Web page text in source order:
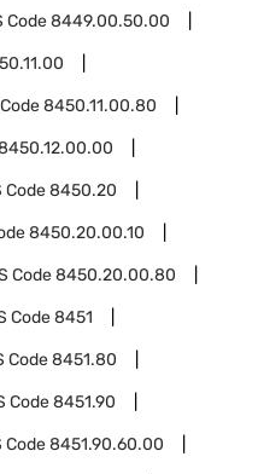
Code8449.00.50.00
8450.11.00.80
Code8450.20
8450.20.00.10
Code8450.20.00.80
Code8451
Code8451.80
Code8451.90
Code8451.90.60.00